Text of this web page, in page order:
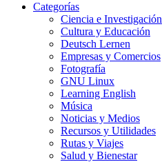
Categorías
Ciencia e Investigación
Cultura y Educación
Deutsch Lernen
Empresas y Comercios
Fotografía
GNU Linux
Learning English
Música
Noticias y Medios
Recursos y Utilidades
Rutas y Viajes
Salud y Bienestar